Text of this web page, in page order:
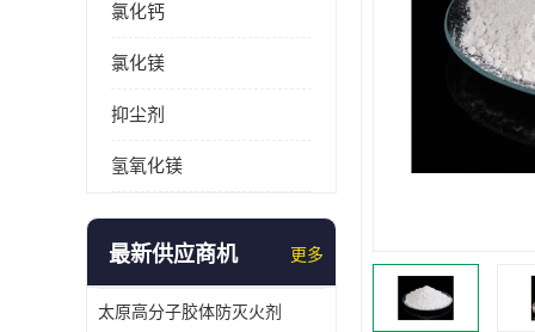
氯化钙
氯化镁
抑尘剂
氢氧化镁
最新供应商机 更多
太原高分子胶体防灭火剂